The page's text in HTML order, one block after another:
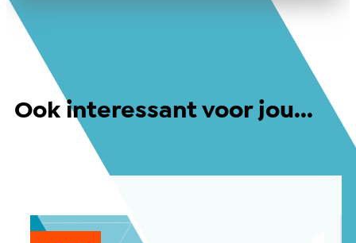
Ook interessant voor jou...